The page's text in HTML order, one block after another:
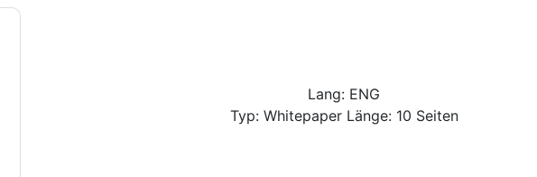
Lang: ENG
Typ: Whitepaper Länge: 10 Seiten